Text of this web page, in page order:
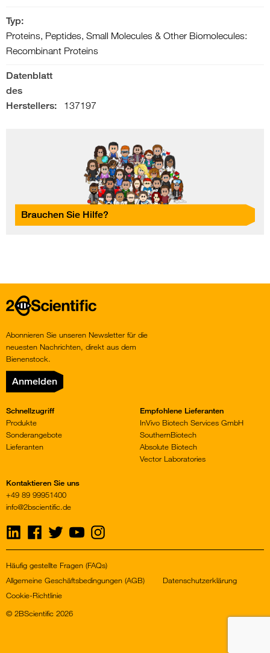
Typ:
Proteins, Peptides, Small Molecules & Other Biomolecules:
Recombinant Proteins
Datenblatt
des
Herstellers:
137197
Brauchen Sie Hilfe?
Home
Abonnieren Sie unseren Newsletter für die
neuesten Nachrichten, direkt aus dem
Bienenstock.
Anmelden
Schnellzugriff
Produkte
Sonderangebote
Lieferanten
Empfohlene Lieferanten
InVivo Biotech Services GmbH
SouthernBiotech
Absolute Biotech
Vector Laboratories
Kontaktieren Sie uns
+49 89 99951400
info@2bscientific.de
Visit
us
on
Visit
on
Visit
us
on
Visit
us
on
Visit
us
on
© 2BScientific 2026
Häufig gestellte Fragen (FAQs)
Allgemeine Geschäftsbedingungen (AGB)
Datenschutzerklärung
Cookie-Richtlinie